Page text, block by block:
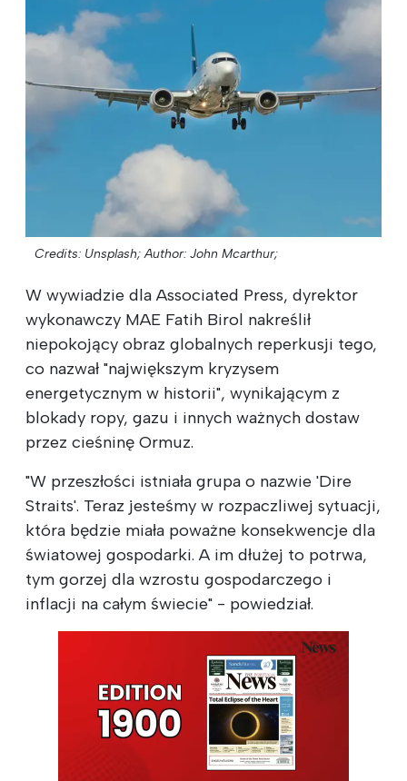
Credits: Unsplash; Author: John Mcarthur;
W wywiadzie dla Associated Press, dyrektor
wykonawczy MAE Fatih Birol nakreślił
niepokojący obraz globalnych reperkusji tego,
co nazwał "największym kryzysem
energetycznym w historii", wynikającym z
blokady ropy, gazu i innych ważnych dostaw
przez cieśninę Ormuz.
"W przeszłości istniała grupa o nazwie 'Dire
Straits'. Teraz jesteśmy w rozpaczliwej sytuacji,
która będzie miała poważne konsekwencje dla
światowej gospodarki. A im dłużej to potrwa,
tym gorzej dla wzrostu gospodarczego i
inflacji na całym świecie" - powiedział.